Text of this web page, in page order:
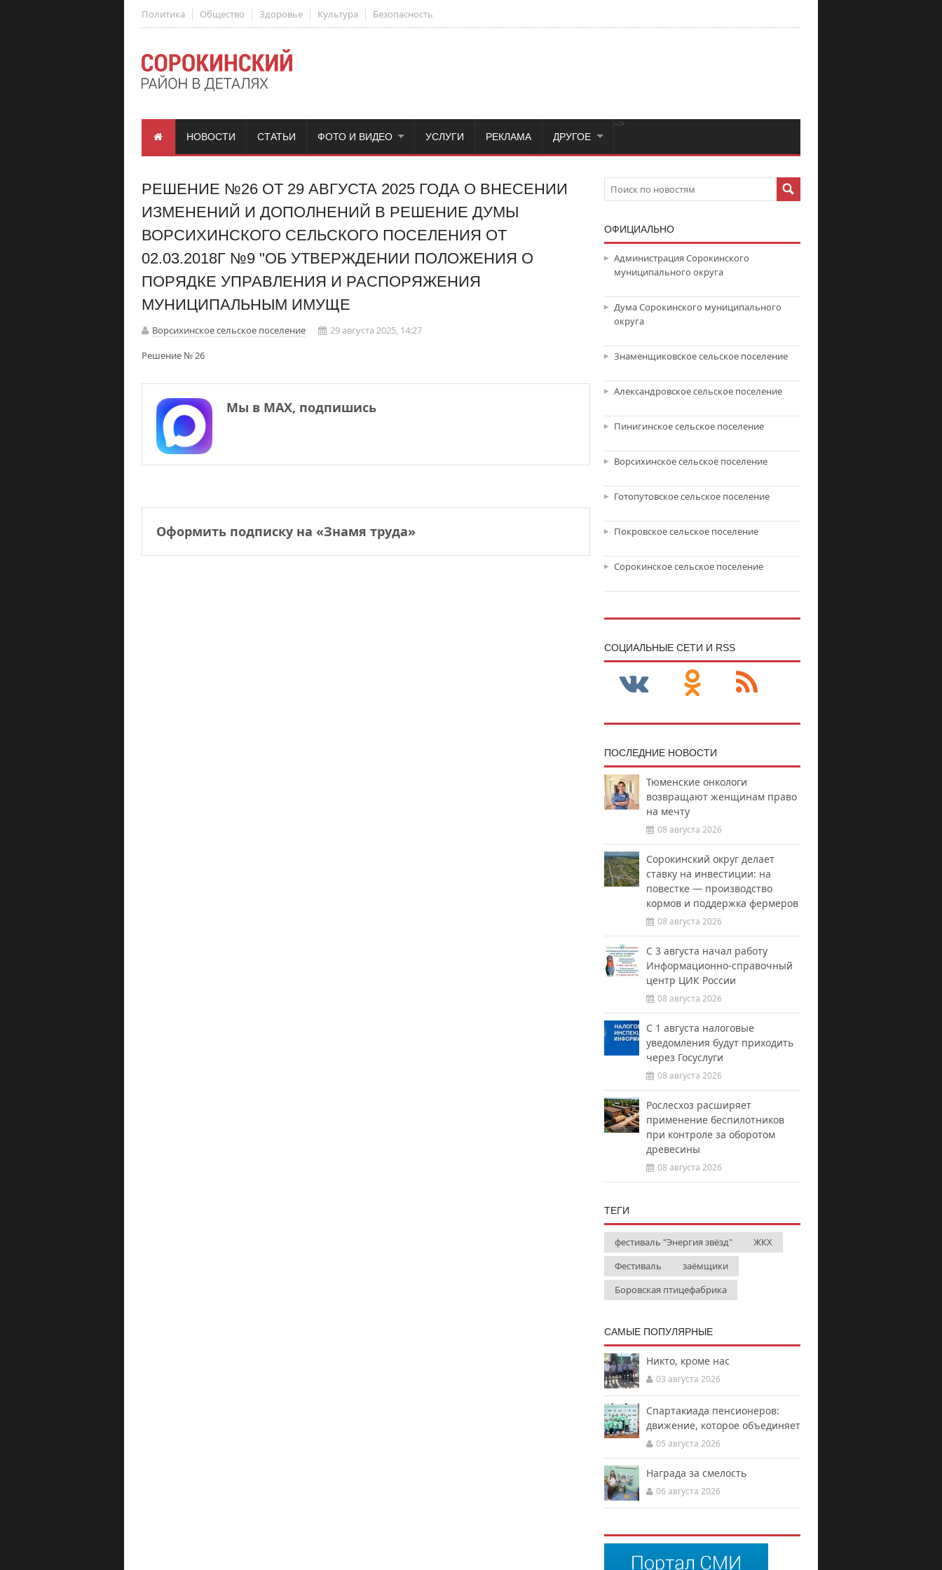
Политика Общество Здоровье Культура Безопасность
НОВОСТИ СТАТЬИ
-->
ФОТО И ВИДЕО УСЛУГИ РЕКЛАМА ДРУГОЕ
РЕШЕНИЕ №26 ОТ 29 АВГУСТА 2025 ГОДА О ВНЕСЕНИИ
ИЗМЕНЕНИЙ И ДОПОЛНЕНИЙ В РЕШЕНИЕ ДУМЫ
ВОРСИХИНСКОГО СЕЛЬСКОГО ПОСЕЛЕНИЯ ОТ
02.03.2018Г №9 "ОБ УТВЕРЖДЕНИИ ПОЛОЖЕНИЯ О
ПОРЯДКЕ УПРАВЛЕНИЯ И РАСПОРЯЖЕНИЯ
МУНИЦИПАЛЬНЫМ ИМУЩЕ
Ворсихинское сельское поселение
29 августа 2025, 14:27
Решение № 26
Мы в МАХ, подпишись
Оформить подписку на «Знамя труда»
ОФИЦИАЛЬНО
Администрация Сорокинского
муниципального округа
Дума Сорокинского муниципального
округа
Знаменщиковское сельское поселение
Александровское сельское поселение
Пинигинское сельское поселение
Ворсихинское сельское поселение
Готопутовское сельское поселение
Покровское сельское поселение
Сорокинское сельское поселение
CОЦИАЛЬНЫЕ СЕТИ И RSS
ПОСЛЕДНИЕ НОВОСТИ
Тюменские онкологи
возвращают женщинам право
на мечту
08 августа 2026
Сорокинский округ делает
ставку на инвестиции: на
повестке — производство
кормов и поддержка фермеров
08 августа 2026
С 3 августа начал работу
Информационно-справочный
центр ЦИК России
08 августа 2026
С 1 августа налоговые
уведомления будут приходить
через Госуслуги
08 августа 2026
Рослесхоз расширяет
применение беспилотников
при контроле за оборотом
древесины
08 августа 2026
ТЕГИ
фестиваль "Энергия звёзд"
ЖКХ
Фестиваль
заёмщики
Боровская птицефабрика
САМЫЕ ПОПУЛЯРНЫЕ
Никто, кроме нас
03 августа 2026
Спартакиада пенсионеров:
движение, которое объединяет
05 августа 2026
Награда за смелость
06 августа 2026